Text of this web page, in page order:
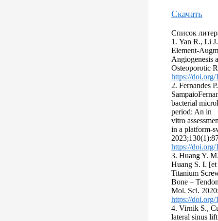
Скачать
Список
1. Yan R., Li
Element-
Angiogenesis
Osteoporotic
https://doi.org/
2. Fernandes
bacterial
period: An in
vitro
in a platform-
https://doi.org/
3. Huang Y.
Huang S. I.
Titanium
Bone –
Mol. Sci.
https://doi.org/
4. Virnik S.,
lateral sinus